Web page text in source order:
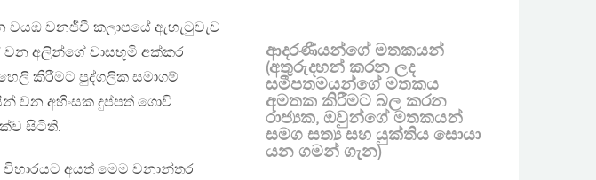
වයඹ වනජීවී කලාපයේ ඇහැටුවැව
වන අලින්ගේ වාසභූමි අක්කර
කිරීමට පුද්ගලික සමාගම්
වන අහිංසක දුප්පත් ගොවි
සිටිති.
විහාරයට අයත් මෙම වනාන්තර
ආදරණීයන්ගේ මතකයන්
(අතුරුදහන් කරන ලද
සමීපතමයන්ගේ මතකය
අමතක කිරීමට බල කරන
රාජ්‍යක, ඔවුන්ගේ මතකයන්
සමග සත්‍ය සහ යුක්තිය සොයා
යන ගමන් ගැන)